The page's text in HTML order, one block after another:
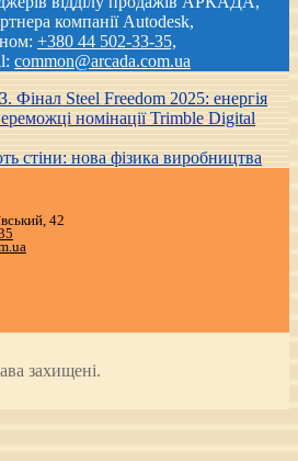
компанії Autodesk,
+380 44 502-33-35,
common@arcada.com.ua
Steel Freedom 2025: енергія
номінації Trimble Digital
стіни: нова фізика виробництва
42
захищені.